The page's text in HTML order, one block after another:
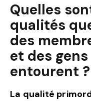
Quelles
qualités
des
et des
entourent ?
La qualité